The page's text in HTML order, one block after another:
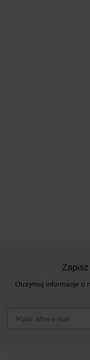
Otrzymuj informacje o